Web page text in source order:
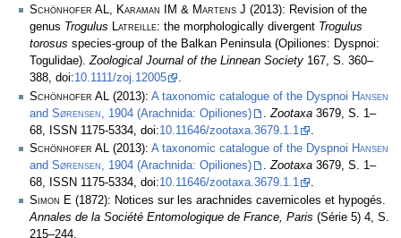
Schönhofer AL, Karaman IM & Martens J (2013): Revision of the
genus Trogulus Latreille: the morphologically divergent Trogulus
torosus species-group of the Balkan Peninsula (Opiliones: Dyspnoi:
Togulidae).Zoological Journal of the Linnean Society 167, S. 360–
388, doi:10.1111/zoj.12005
.
Schönhofer AL
(2013): A taxonomic catalogue of the Dyspnoi Hansen
and Sørensen , 1904 (Arachnida: Opiliones) Zootaxa 3679, S. 1–
68, ISSN 1175-5334, doi:10.11646/zootaxa.3679.1.1
Schönhofer AL (2013): A taxonomic catalogue of the Dyspnoi Hansen
and Sørensen, 1904 (Arachnida: Opiliones) .Zootaxa 3679, S. 1–
68, ISSN 1175-5334, doi:10.11646/zootaxa.3679.1.1
.
Simon E (1872): Notices sur les arachnides cavernicoles et hypogés.
Annales de la Société Entomologique de France, Paris (Série 5) 4, S.
215–244.